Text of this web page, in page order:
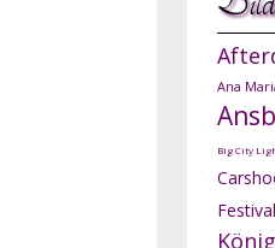
Ana
Big City
Festival
König